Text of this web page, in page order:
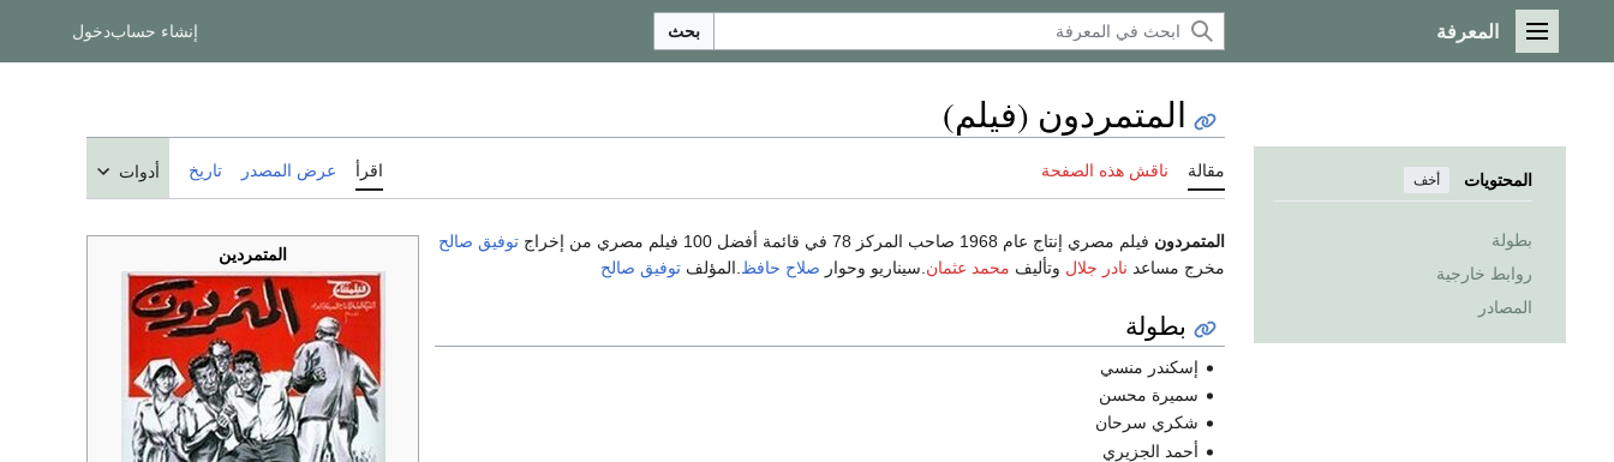
القائمة الرئيسية
المعرفة بحث إنشاء حسابدخول
المحتويات أخف
بطولة
روابط خارجية
المصادر
المتمردون (فيلم)
مقالة ناقش هذه الصفحة اقرأ عرض المصدر تاريخ أدوات
المتمردين
المتمردون فيلم مصري إنتاج عام 1968 صاحب المركز 78 في قائمة أفضل 100 فيلم مصري من إخراج
توفيق صالح
مخرج مساعد نادر جلال وتأليف محمد عثمان .سيناريو وحوار صلاح حافظ .المؤلف توفيق صالح
بطولة
إسكندر منسي
سميرة محسن
شكري سرحان
أحمد الجزيري